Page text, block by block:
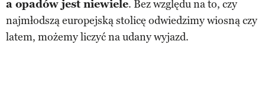
a opadów jest niewiele. Bez względu na to, czy
najmłodszą europejską stolicę odwiedzimy wiosną czy
latem, możemy liczyć na udany wyjazd.